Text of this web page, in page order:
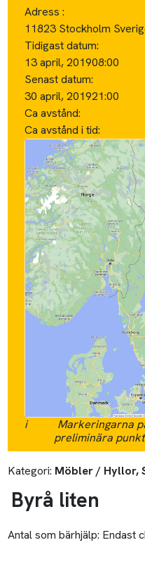
Adress :
11823 Stockholm
Tidigast datum:
13 april, 201908:00
Senast datum:
30 april, 201921:00
Ca avstånd:
Ca avstånd i tid:
i
Markeringarna
preliminära
Kategori: Möbler / Hyllor,
Byrå liten
Antal som bärhjälp: Endast